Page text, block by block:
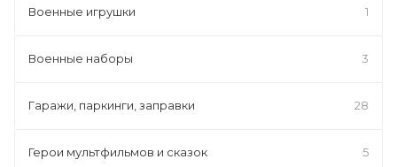
Военные игрушки 1
Военные наборы 3
Гаражи, паркинги, заправки 28
Герои мультфильмов и сказок 5